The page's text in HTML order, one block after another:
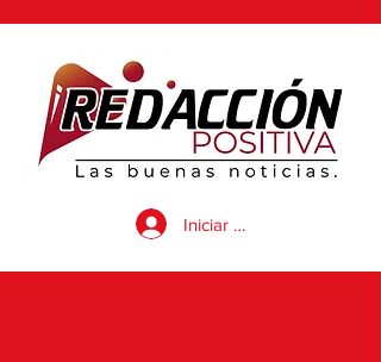
Iniciar sesión